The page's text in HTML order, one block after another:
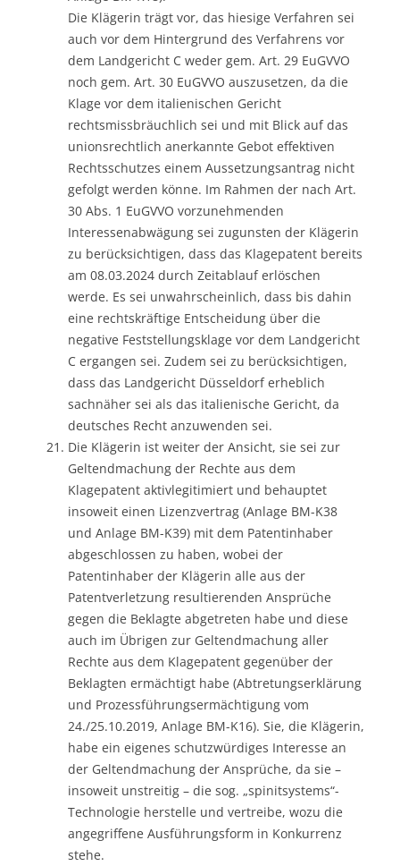
Die Klägerin trägt vor, das hiesige Verfahren sei
auch vor dem Hintergrund des Verfahrens vor
dem Landgericht C weder gem. Art. 29 EuGVVO
noch gem. Art. 30 EuGVVO auszusetzen, da die
Klage vor dem italienischen Gericht
rechtsmissbräuchlich sei und mit Blick auf das
unionsrechtlich anerkannte Gebot effektiven
Rechtsschutzes einem Aussetzungsantrag nicht
gefolgt werden könne. Im Rahmen der nach Art.
30 Abs. 1 EuGVVO vorzunehmenden
Interessenabwägung sei zugunsten der Klägerin
zu berücksichtigen, dass das Klagepatent bereits
am 08.03.2024 durch Zeitablauf erlöschen
werde. Es sei unwahrscheinlich, dass bis dahin
eine rechtskräftige Entscheidung über die
negative Feststellungsklage vor dem Landgericht
C ergangen sei. Zudem sei zu berücksichtigen,
dass das Landgericht Düsseldorf erheblich
sachnäher sei als das italienische Gericht, da
deutsches Recht anzuwenden sei.
Die Klägerin ist weiter der Ansicht, sie sei zur
Geltendmachung der Rechte aus dem
Klagepatent aktivlegitimiert und behauptet
insoweit einen Lizenzvertrag (Anlage BM-K38
und Anlage BM-K39) mit dem Patentinhaber
abgeschlossen zu haben, wobei der
Patentinhaber der Klägerin alle aus der
Patentverletzung resultierenden Ansprüche
gegen die Beklagte abgetreten habe und diese
auch im Übrigen zur Geltendmachung aller
Rechte aus dem Klagepatent gegenüber der
Beklagten ermächtigt habe (Abtretungserklärung
und Prozessführungsermächtigung vom
24./25.10.2019, Anlage BM-K16). Sie, die Klägerin,
habe ein eigenes schutzwürdiges Interesse an
der Geltendmachung der Ansprüche, da sie –
insoweit unstreitig – die sog. „spinitsystems“-
Technologie herstelle und vertreibe, wozu die
angegriffene Ausführungsform in Konkurrenz
stehe.